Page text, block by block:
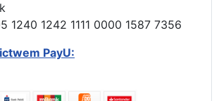
1240 1242 1111 0000 1587 7356
PayU: